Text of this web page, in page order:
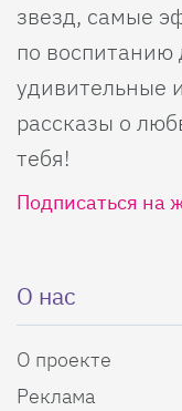
звезд, самые
по воспитанию
удивительные
рассказы о
тебя!
Подписаться на
О нас
О проекте
Реклама